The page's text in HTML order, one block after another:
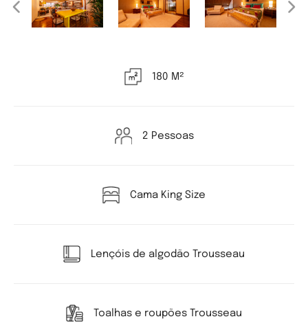
180 M²
2 Pessoas
Cama King Size
Lençóis de algodão Trousseau
Toalhas e roupões Trousseau